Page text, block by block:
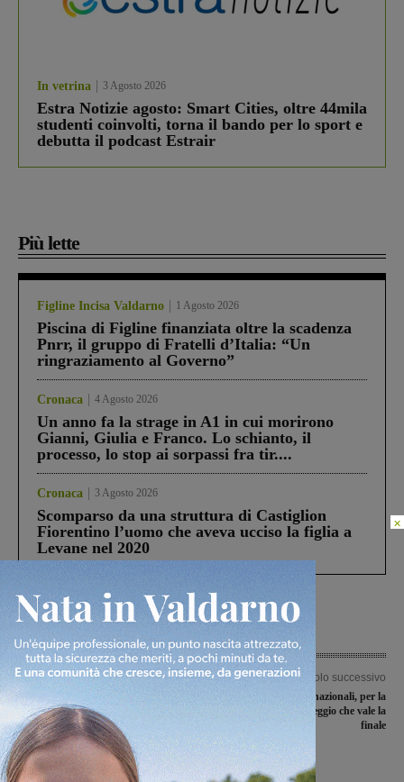
In vetrina 3 Agosto 2026
Estra Notizie agosto: Smart Cities, oltre 44mila
studenti coinvolti, torna il bando per lo sport e
debutta il podcast Estrair
Più lette
Figline Incisa Valdarno 1 Agosto 2026
Piscina di Figline finanziata oltre la scadenza
Pnrr, il gruppo di Fratelli d’Italia: “Un
ringraziamento al Governo”
Cronaca 4 Agosto 2026
Un anno fa la strage in A1 in cui morirono
Gianni, Giulia e Franco. Lo schianto, il
processo, lo stop ai sorpassi fra tir....
Cronaca 3 Agosto 2026
Scomparso da una struttura di Castiglion
Fiorentino l’uomo che aveva ucciso la figlia a
Levane nel 2020
Articolo precedente
Si chiude l’Anno accademico della
Libera Università del Valdarno:
ultimi incontri dedicati alla geopolitica
Articolo successivo
Juniores nazionali, per la
Sangiovannese un pareggio che vale la
finale
×